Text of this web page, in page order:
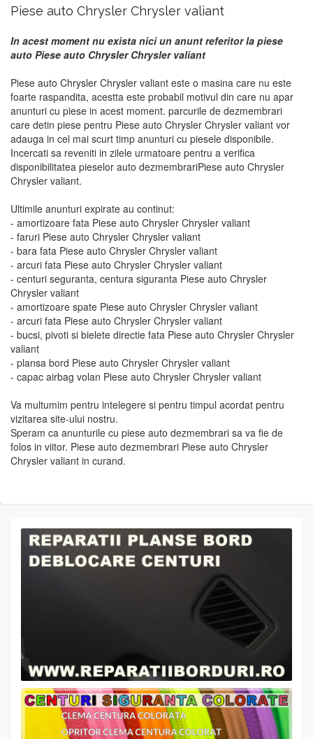
Piese auto Chrysler Chrysler valiant
In acest moment nu exista nici un anunt referitor la piese
auto Piese auto Chrysler Chrysler valiant
Piese auto Chrysler Chrysler valiant este o masina care nu este
foarte raspandita, acestta este probabil motivul din care nu apar
anunturi cu piese in acest moment. parcurile de dezmembrari
care detin piese pentru Piese auto Chrysler Chrysler valiant vor
adauga in cel mai scurt timp anunturi cu piesele disponibile.
Incercati sa reveniti in zilele urmatoare pentru a verifica
disponibilitatea pieselor auto dezmembrariPiese auto Chrysler
Chrysler valiant.
Ultimile anunturi expirate au continut:
- amortizoare fata Piese auto Chrysler Chrysler valiant
- faruri Piese auto Chrysler Chrysler valiant
- bara fata Piese auto Chrysler Chrysler valiant
- arcuri fata Piese auto Chrysler Chrysler valiant
- centuri seguranta, centura siguranta Piese auto Chrysler
Chrysler valiant
- amortizoare spate Piese auto Chrysler Chrysler valiant
- arcuri fata Piese auto Chrysler Chrysler valiant
- bucsi, pivoti si bielete directie fata Piese auto Chrysler Chrysler
valiant
- plansa bord Piese auto Chrysler Chrysler valiant
- capac airbag volan Piese auto Chrysler Chrysler valiant
Va multumim pentru intelegere si pentru timpul acordat pentru
vizitarea site-ului nostru.
Speram ca anunturile cu piese auto dezmembrari sa va fie de
folos in viitor. Piese auto dezmembrari Piese auto Chrysler
Chrysler valiant in curand.